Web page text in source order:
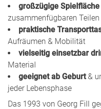
großzügige Spielfläche
zusammenfügbaren Teilen
praktische
Aufräumen & Mobilität
vielseitig einsetzbar
Material
geeignet ab Geburt&
jeder Lebensphase
Das 1993 von Georg Fill